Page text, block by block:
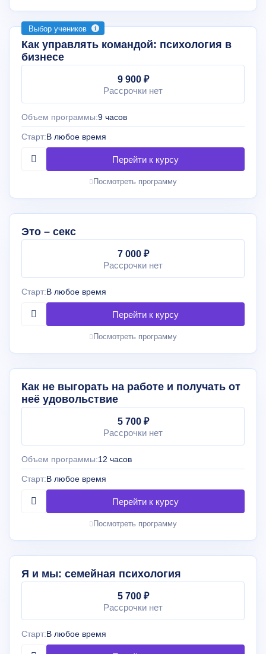
Выбор учеников
Как управлять командой: психология в
бизнесе
9 900 ₽
Рассрочки нет
Объем программы:9 часов
Старт:В любое время
Посмотреть программу
Это – секс
7 000 ₽
Рассрочки нет
Старт:В любое время
Посмотреть программу
Как не выгорать на работе и получать от
неё удовольствие
5 700 ₽
Рассрочки нет
Объем программы:12 часов
Старт:В любое время
Посмотреть программу
Я и мы: семейная психология
5 700 ₽
Рассрочки нет
Старт:В любое время